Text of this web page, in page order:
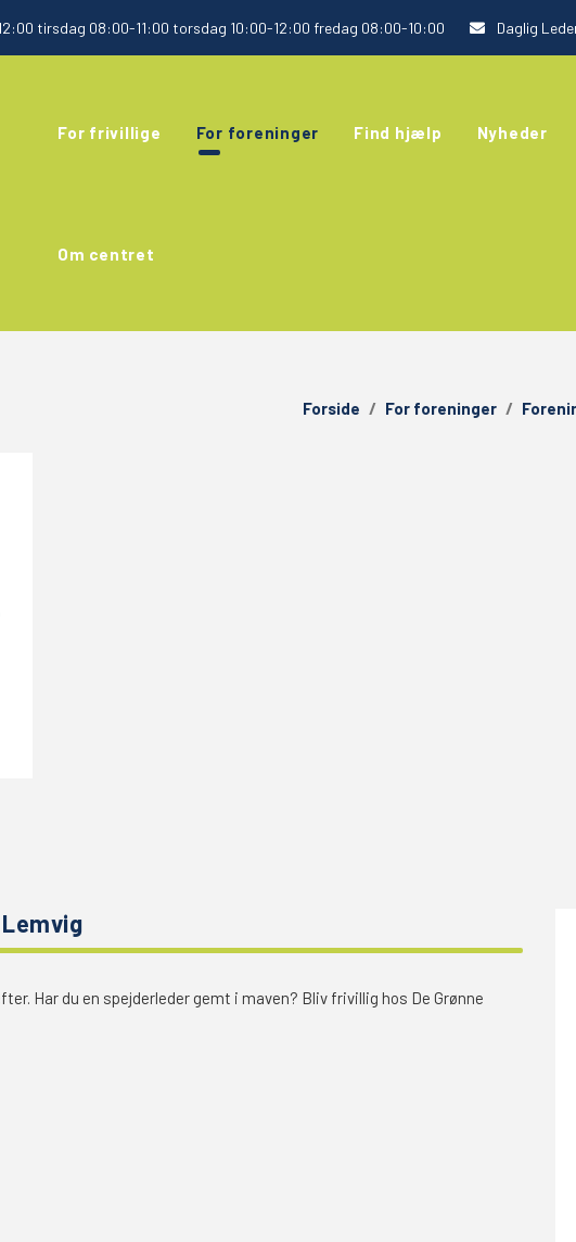
tirsdag 08:00-11:00 torsdag 10:00-12:00 fredag 08:00-10:00
Daglig
For frivillige For foreninger Find hjælp Nyheder
Om centret
Forside / For foreninger /
Har du en spejderleder gemt i maven? Bliv frivillig hos De Grønne